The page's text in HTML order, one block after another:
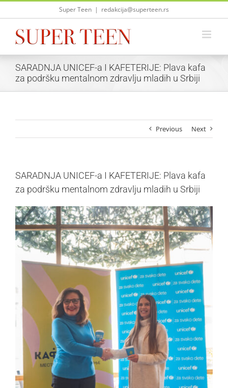
Skip
Super Teen | redakcija@superteen.rs
SARADNJA UNICEF-a I KAFETERIJE: Plava kafa
za podršku mentalnom zdravlju mladih u Srbiji
Previous Next
SARADNJA UNICEF-a I KAFETERIJE: Plava kafa
za podršku mentalnom zdravlju mladih u Srbiji